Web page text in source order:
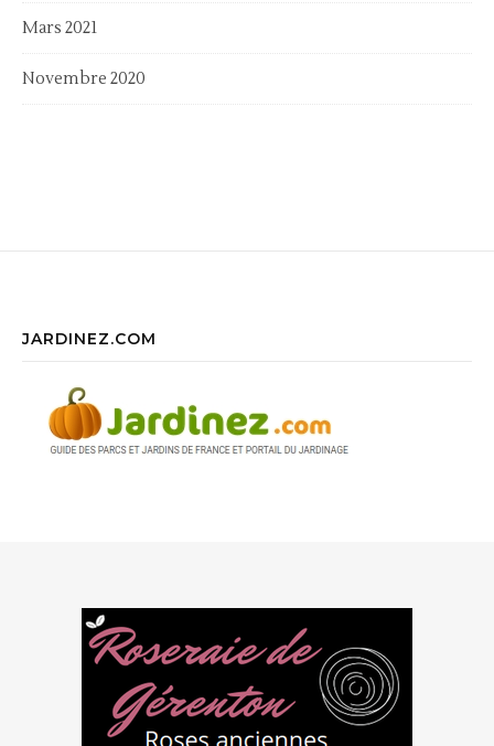
Mars 2021
Novembre 2020
JARDINEZ.COM